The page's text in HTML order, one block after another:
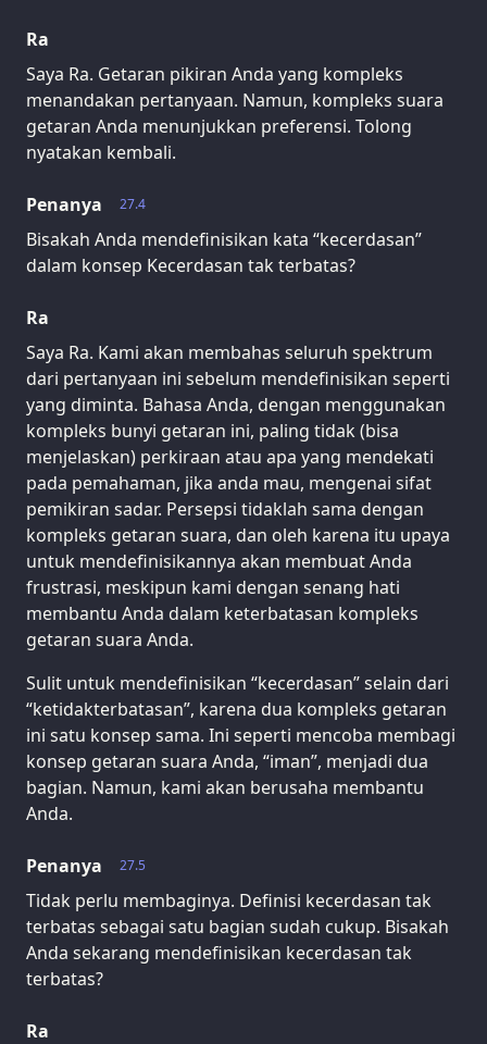
Ra
Saya Ra. Getaran pikiran Anda yang kompleks
menandakan pertanyaan. Namun, kompleks suara
getaran Anda menunjukkan preferensi. Tolong
nyatakan kembali.
27.4
Penanya
Bisakah Anda mendefinisikan kata “kecerdasan”
dalam konsep Kecerdasan tak terbatas?
Ra
Saya Ra. Kami akan membahas seluruh spektrum
dari pertanyaan ini sebelum mendefinisikan seperti
yang diminta. Bahasa Anda, dengan menggunakan
kompleks bunyi getaran ini, paling tidak (bisa
menjelaskan) perkiraan atau apa yang mendekati
pada pemahaman, jika anda mau, mengenai sifat
pemikiran sadar. Persepsi tidaklah sama dengan
kompleks getaran suara, dan oleh karena itu upaya
untuk mendefinisikannya akan membuat Anda
frustrasi, meskipun kami dengan senang hati
membantu Anda dalam keterbatasan kompleks
getaran suara Anda.
Sulit untuk mendefinisikan “kecerdasan” selain dari
“ketidakterbatasan”, karena dua kompleks getaran
ini satu konsep sama. Ini seperti mencoba membagi
konsep getaran suara Anda, “iman”, menjadi dua
bagian. Namun, kami akan berusaha membantu
Anda.
27.5
Penanya
Tidak perlu membaginya. Definisi kecerdasan tak
terbatas sebagai satu bagian sudah cukup. Bisakah
Anda sekarang mendefinisikan kecerdasan tak
terbatas?
Ra